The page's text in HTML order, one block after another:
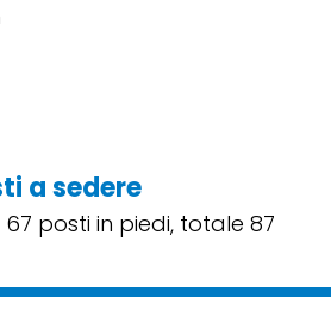
a sedere
posti in piedi, totale 87